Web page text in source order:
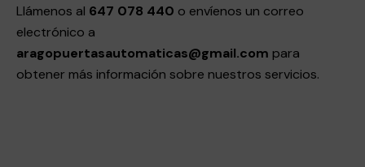
Llámenos al 647 078 440 o envíenos un correo
electrónico a
aragopuertasautomaticas@gmail.com para
obtener más información sobre nuestros servicios.